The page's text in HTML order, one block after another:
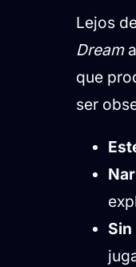
Lejos
Dream
que
ser